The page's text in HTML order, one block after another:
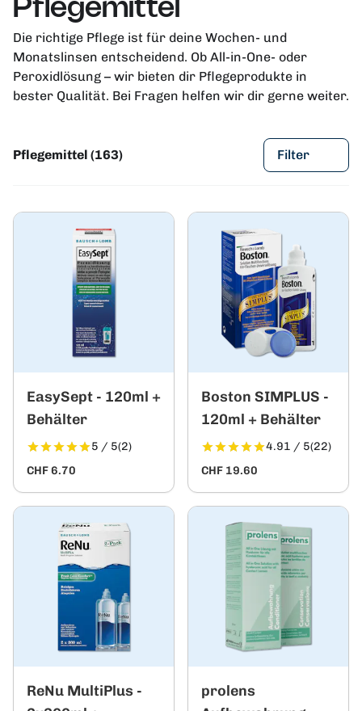
Pflegemittel
Die richtige Pflege ist für deine Wochen- und
Monatslinsen entscheidend. Ob All-in-One- oder
Peroxidlösung – wir bieten dir Pflegeprodukte in
bester Qualität. Bei Fragen helfen wir dir gerne weiter.
Pflegemittel (163) Filter
EasySept - 120ml +
Behälter
5 / 5(2)
CHF 6.70
Boston SIMPLUS -
120ml + Behälter
4.91 / 5(22)
CHF 19.60
ReNu MultiPlus -
prolens